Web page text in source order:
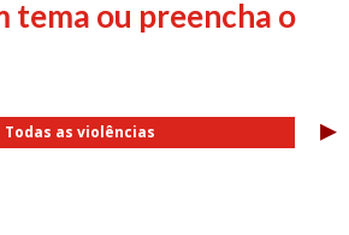
tema ou preencha o
▸
Todas as violências